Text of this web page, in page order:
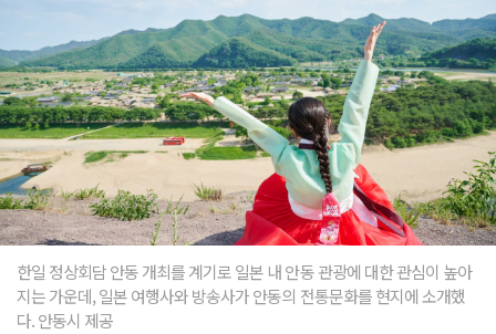
한일 정상회담 안동 개최를 계기로 일본 내 안동 관광에 대한 관심이 높아
지는 가운데, 일본 여행사와 방송사가 안동의 전통문화를 현지에 소개했
다. 안동시 제공